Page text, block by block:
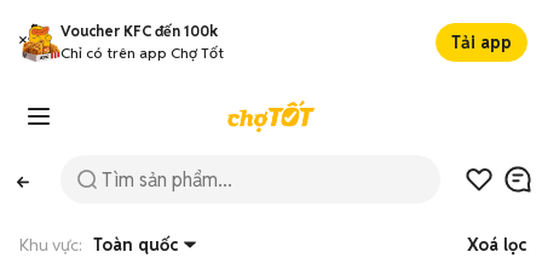
Voucher KFC đến 100k
Chỉ có trên app Chợ Tốt
Tải app
Khu vực: Toàn quốc Xoá lọc